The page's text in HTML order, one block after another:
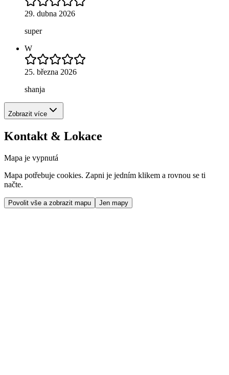
29. dubna 2026
super
W
25. března 2026
shanja
Zobrazit více
Kontakt & Lokace
Mapa je vypnutá
Mapa potřebuje cookies. Zapni je jedním klikem a rovnou se ti
načte.
Povolit vše a zobrazit mapu Jen mapy